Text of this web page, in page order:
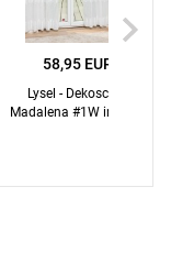
58,95 EUR
Lysel - Dekoschal
Madalena #1W in weiß